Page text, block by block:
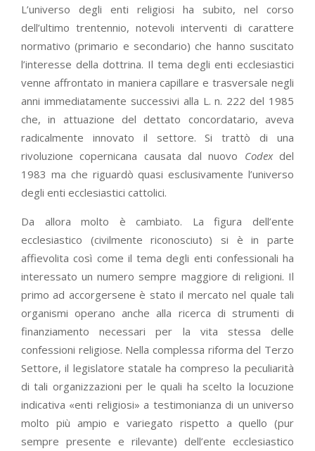
L’universo degli enti religiosi ha subito, nel corso
dell’ultimo trentennio, notevoli interventi di carattere
normativo (primario e secondario) che hanno suscitato
l’interesse della dottrina. Il tema degli enti ecclesiastici
venne affrontato in maniera capillare e trasversale negli
anni immediatamente successivi alla L. n. 222 del 1985
che, in attuazione del dettato concordatario, aveva
radicalmente innovato il settore. Si trattò di una
rivoluzione copernicana causata dal nuovo Codexdel
1983 ma che riguardò quasi esclusivamente l’universo
degli enti ecclesiastici cattolici.
Da allora molto è cambiato. La figura dell’ente
ecclesiastico (civilmente riconosciuto) si è in parte
affievolita così come il tema degli enti confessionali ha
interessato un numero sempre maggiore di religioni. Il
primo ad accorgersene è stato il mercato nel quale tali
organismi operano anche alla ricerca di strumenti di
finanziamento necessari per la vita stessa delle
confessioni religiose. Nella complessa riforma del Terzo
Settore, il legislatore statale ha compreso la peculiarità
di tali organizzazioni per le quali ha scelto la locuzione
indicativa «enti religiosi» a testimonianza di un universo
molto più ampio e variegato rispetto a quello (pur
sempre presente e rilevante) dell’ente ecclesiastico